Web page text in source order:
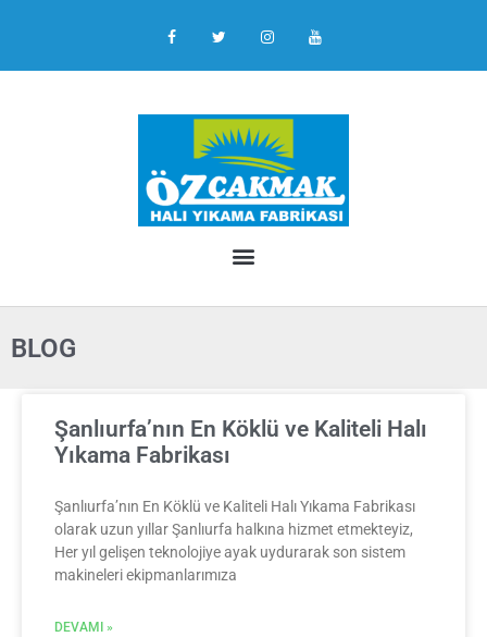
BLOG
Şanlıurfa’nın En Köklü ve Kaliteli Halı
Yıkama Fabrikası
Şanlıurfa’nın En Köklü ve Kaliteli Halı Yıkama Fabrikası
olarak uzun yıllar Şanlıurfa halkına hizmet etmekteyiz,
Her yıl gelişen teknolojiye ayak uydurarak son sistem
makineleri ekipmanlarımıza
DEVAMI »